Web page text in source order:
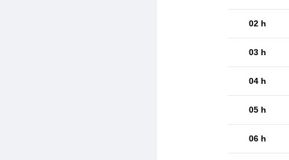
02 h
03 h
04 h
05 h
06 h